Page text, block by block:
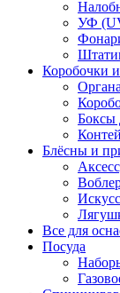
УФ
Коробочки
Боксы
Блёсны и
Все для
Посуда